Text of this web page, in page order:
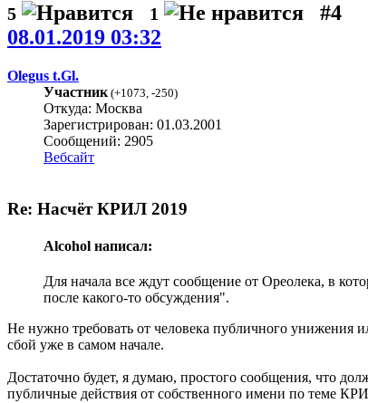
5 1
#4
08.01.2019 03:32
Olegus t.Gl.
Участник (+1073 -250)
Откуда: Москва
Зарегистрирован: 01.03.2001
Сообщений: 2905
Вебсайт
Re: Насчёт КРИЛ 2019
Alcohol написал:
Для начала все ждут сообщение от Ореолека, в
после какого-то обсуждения".
Не нужно требовать от человека публичного унижения
сбой уже в самом начале.
Достаточно будет, я думаю, простого сообщения, что
публичные действия от собственного имени по теме